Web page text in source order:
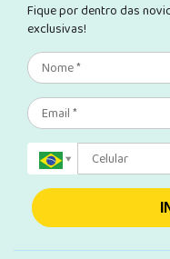
Fique por dentro das
exclusivas!